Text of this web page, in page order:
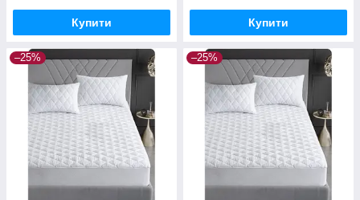
Купити Купити
–25% –25%